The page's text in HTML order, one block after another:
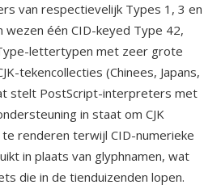
van respectievelijk Types 1, 3 en
één CID-keyed Type 42,
lettertypen met zeer grote
tekencollecties (Chinees, Japans,
stelt PostScript-interpreters met
in staat om CJK
renderen terwijl CID-numerieke
in plaats van glyphnamen, wat
die in de tienduizenden lopen.